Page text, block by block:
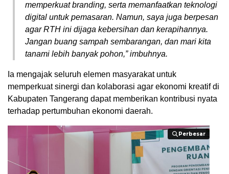
memperkuat branding, serta memanfaatkan teknologi
digital untuk pemasaran. Namun, saya juga berpesan
agar RTH ini dijaga kebersihan dan kerapihannya.
Jangan buang sampah sembarangan, dan mari kita
tanami lebih banyak pohon,” imbuhnya.
​Ia mengajak seluruh elemen masyarakat untuk
memperkuat sinergi dan kolaborasi agar ekonomi kreatif di
Kabupaten Tangerang dapat memberikan kontribusi nyata
terhadap pertumbuhan ekonomi daerah.
Perbesar
Perbesar